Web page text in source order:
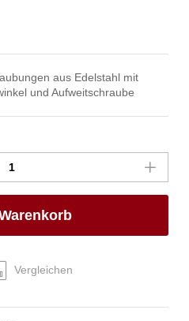
aus Edelstahl mit
und Aufweitschraube
Vergleichen